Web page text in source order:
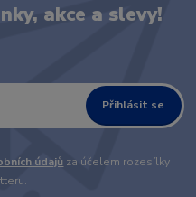
akce a slevy!
Přihlásit se
údajů za účelem rozesílky